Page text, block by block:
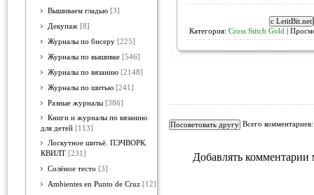
Вышиваем гладью [3]
Декупаж [8]
Журналы по бисеру [225]
Журналы по вышивке [546]
Журналы по вязанию [2148]
Журналы по шитью [241]
Разные журналы [386]
Книги и журналы по вязанию
для детей [113]
Лоскутное шитьё. ПЭЧВОРК.
КВИЛТ [231]
Солёное тесто [3]
Ambientes en Punto de Cruz [12]
Категория: Cross Stitch Gold |
Всего
Добавлять комментарии